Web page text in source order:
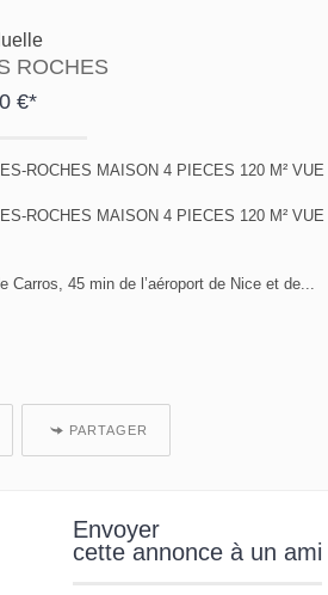
ROCHES
€*
ROCHES MAISON 4 PIECES 120 M²
ROCHES MAISON 4 PIECES 120 M²
Carros, 45 min de l’aéroport de Nice et de...
PARTAGER
Envoyer
cette annonce à un ami